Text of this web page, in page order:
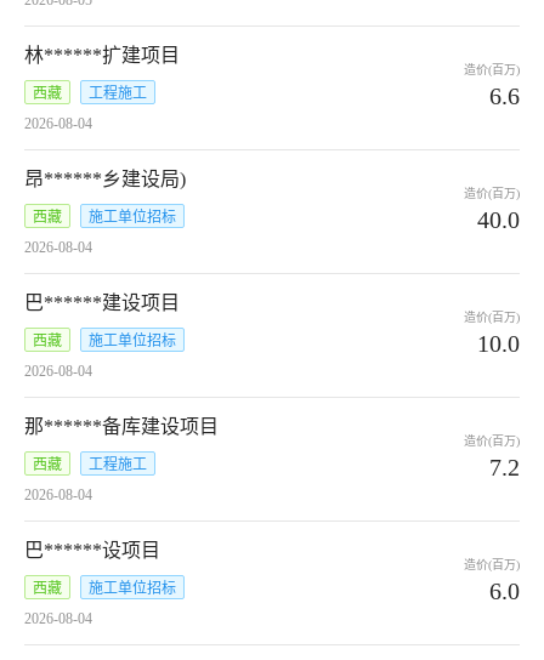
林******扩建项目
西藏
工程施工
2026-08-04
造价(百万)
6.6
昂******乡建设局)
西藏
施工单位招标
2026-08-04
造价(百万)
40.0
巴******建设项目
西藏
施工单位招标
2026-08-04
造价(百万)
10.0
那******备库建设项目
西藏
工程施工
2026-08-04
造价(百万)
7.2
巴******设项目
西藏
施工单位招标
2026-08-04
造价(百万)
6.0